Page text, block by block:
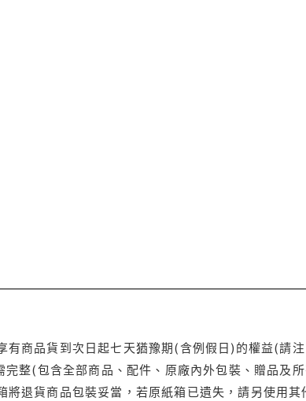
有商品貨到次日起七天猶豫期(含例假日)的權益(請
整(包含全部商品、配件、原廠內外包裝、贈品及
將退貨商品包裝妥當，若原紙箱已遺失，請另使用